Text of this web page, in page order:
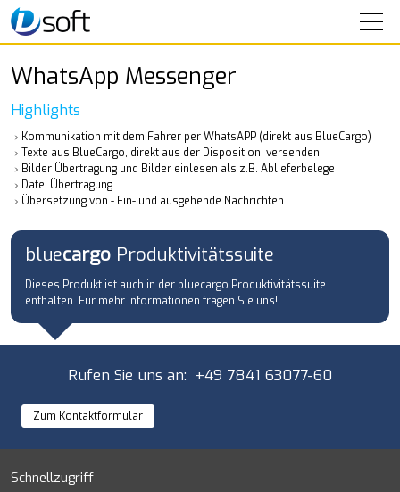
SOFTWARE
bluecargo - AI Integration
bluecargo - WhatsAPP-Messenger
bluecargo - Timocom-Integration
bluecargo - Cloudversion
Online-Support
SEMINARE
IT-SERVICE
UNTERNEHMEN
KONTAKT
WhatsApp Messenger
Highlights
Kommunikation mit dem Fahrer per WhatsAPP (direkt aus BlueCargo)
Texte aus BlueCargo, direkt aus der Disposition, versenden
Bilder Übertragung und Bilder einlesen als z.B. Ablieferbelege
Datei Übertragung
Übersetzung von - Ein- und ausgehende Nachrichten
bluecargo Produktivitätssuite
Dieses Produkt ist auch in der bluecargo Produktivitätssuite
enthalten. Für mehr Informationen fragen Sie uns!
Rufen Sie uns an: +49 7841 63077-60
Zum Kontaktformular
Schnellzugriff